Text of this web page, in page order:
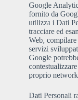
Google
fornito da
utilizza i Dati
tracciare ed
Web,
servizi
Google
proprio
Dati Personali